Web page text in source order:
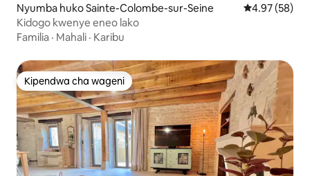
Nyumba huko Sainte-Colombe-sur-Seine Ukadiriaji wa
4.97 (58)
Kidogo kwenye eneo lako
Familia · Mahali · Karibu
Kipendwa cha wageni
Kipendwa cha wageni